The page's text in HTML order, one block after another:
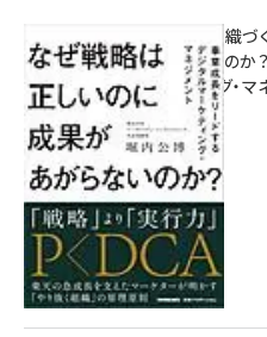
成果を生む組織づ
があがらないのか
マーケティング・
10:00